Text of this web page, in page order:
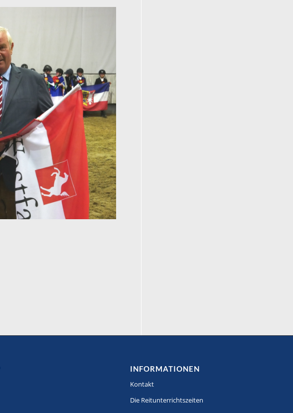
INFORMATIONEN
Kontakt
Die Reitunterrichtszeiten